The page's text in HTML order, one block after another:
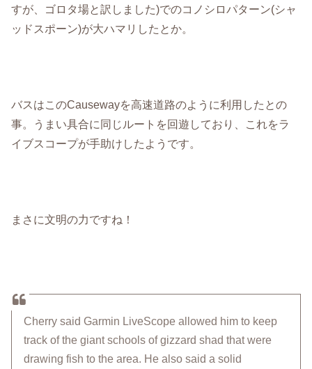
すが、ゴロタ場と訳しました)でのコノシロパターン(シャ
ッドスポーン)が大ハマリしたとか。
バスはこのCausewayを高速道路のように利用したとの
事。うまい具合に同じルートを回遊しており、これをラ
イブスコープが手助けしたようです。
まさに文明の力ですね！
Cherry said Garmin LiveScope allowed him to keep
track of the giant schools of gizzard shad that were
drawing fish to the area. He also said a solid